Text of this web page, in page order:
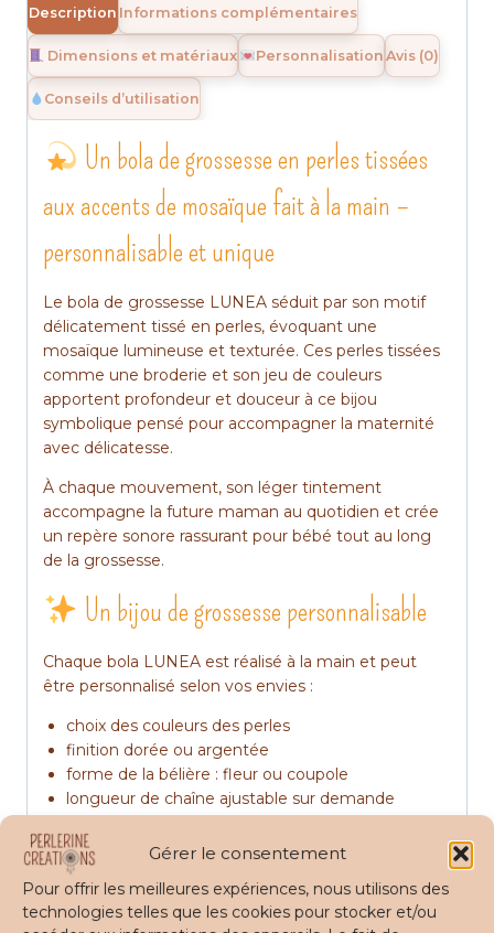
Gérer le consentement
Pour offrir les meilleures expériences, nous utilisons des
technologies telles que les cookies pour stocker et/ou
Description Informations complémentaires
Dimensions et matériaux Personnalisation Avis (0)
Conseils d’utilisation
Un bola de grossesse en perles tissées
aux accents de mosaïque fait à la main –
personnalisable et unique
Le bola de grossesse LUNEA séduit par son motif
délicatement tissé en perles, évoquant une
mosaïque lumineuse et texturée. Ces perles tissées
comme une broderie et son jeu de couleurs
apportent profondeur et douceur à ce bijou
symbolique pensé pour accompagner la maternité
avec délicatesse.
À chaque mouvement, son léger tintement
accompagne la future maman au quotidien et crée
un repère sonore rassurant pour bébé tout au long
de la grossesse.
Un bijou de grossesse personnalisable
Chaque bola LUNEA est réalisé à la main et peut
être personnalisé selon vos envies :
choix des couleurs des perles
finition dorée ou argentée
forme de la bélière : fleur ou coupole
longueur de chaîne ajustable sur demande
La chaîne mesure par défaut environ 1,10 m pour
permettre au bola de reposer délicatement sur le
ventre arrondi.